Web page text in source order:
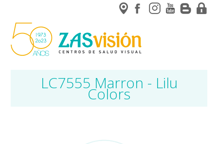
LC7555 Marron - Lilu
Colors